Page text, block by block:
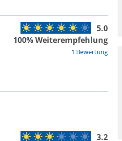
1 Bewertung
5.0
100% Weiterempfehlung
3.2